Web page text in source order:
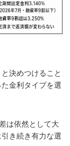
決めつけること
金利タイプを選
は依然として大
き続き有力な選